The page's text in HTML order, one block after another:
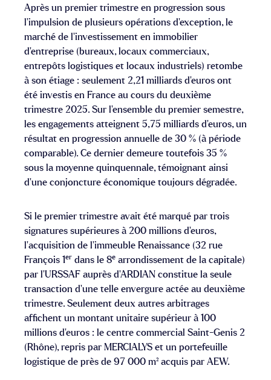
Après un premier trimestre en progression sous
l’impulsion de plusieurs opérations d’exception, le
marché de l’investissement en immobilier
d’entreprise (bureaux, locaux commerciaux,
entrepôts logistiques et locaux industriels) retombe
à son étiage : seulement 2,21 milliards d’euros ont
été investis en France au cours du deuxième
trimestre 2025. Sur l’ensemble du premier semestre,
les engagements atteignent 5,75 milliards d’euros, un
résultat en progression annuelle de 30 % (à période
comparable). Ce dernier demeure toutefois 35 %
sous la moyenne quinquennale, témoignant ainsi
d’une conjoncture économique toujours dégradée.
Si le premier trimestre avait été marqué par trois
signatures supérieures à 200 millions d’euros,
l’acquisition de l’immeuble Renaissance (32 rue
François 1er dans le 8e arrondissement de la capitale)
par l’URSSAF auprès d’ARDIAN constitue la seule
transaction d’une telle envergure actée au deuxième
trimestre. Seulement deux autres arbitrages
affichent un montant unitaire supérieur à 100
millions d’euros : le centre commercial Saint-Genis 2
(Rhône), repris par MERCIALYS et un portefeuille
logistique de près de 97 000 m² acquis par AEW.